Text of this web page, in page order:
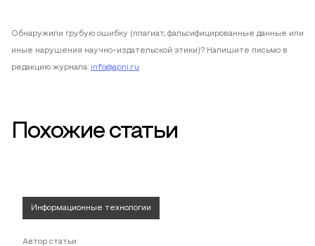
Обнаружили грубую ошибку (плагиат, фальсифицированные данные или
иные нарушения научно-издательской этики)? Напишите письмо в
редакцию журнала: info@apni.ru
Похожие статьи
Информационные технологии
Автор статьи